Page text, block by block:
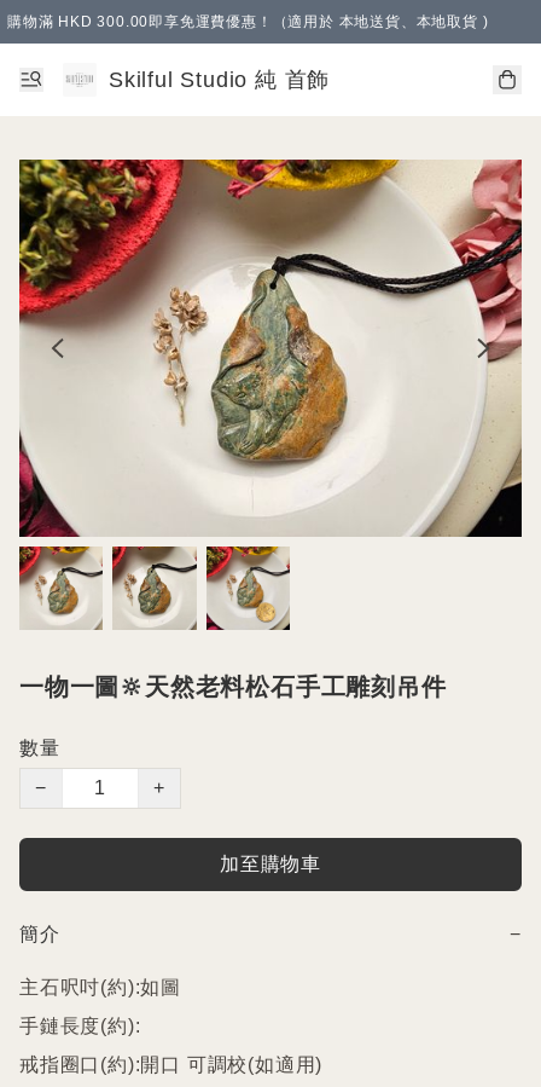
購物滿 HKD 300.00即享免運費優惠！（適用於 本地送貨、本地取貨 )
Skilful Studio 純 首飾
一物一圖🔆天然老料松石手工雕刻吊件
數量
−
+
加至購物車
簡介 −
主石呎吋(約):如圖
手鏈長度(約):
戒指圈口(約):開口 可調校(如適用)